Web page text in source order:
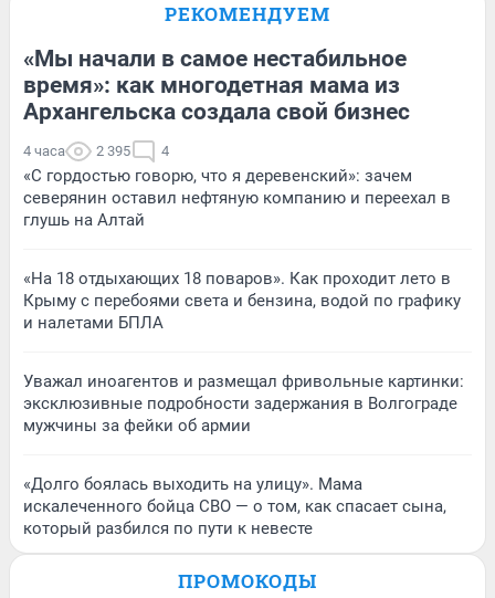
РЕКОМЕНДУЕМ
«Мы начали в самое нестабильное
время»: как многодетная мама из
Архангельска создала свой бизнес
4 часа 2 395 4
«С гордостью говорю, что я деревенский»: зачем
северянин оставил нефтяную компанию и переехал в
глушь на Алтай
«На 18 отдыхающих 18 поваров». Как проходит лето в
Крыму с перебоями света и бензина, водой по графику
и налетами БПЛА
Уважал иноагентов и размещал фривольные картинки:
эксклюзивные подробности задержания в Волгограде
мужчины за фейки об армии
«Долго боялась выходить на улицу». Мама
искалеченного бойца СВО — о том, как спасает сына,
который разбился по пути к невесте
ПРОМОКОДЫ